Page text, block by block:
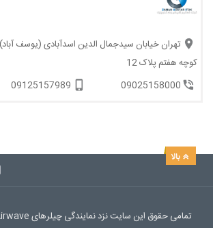
تهران خیابان سیدجمال الدین اسدآبادی (یوسف
کوچه هفتم پلاک 12
09025158000
09125157989